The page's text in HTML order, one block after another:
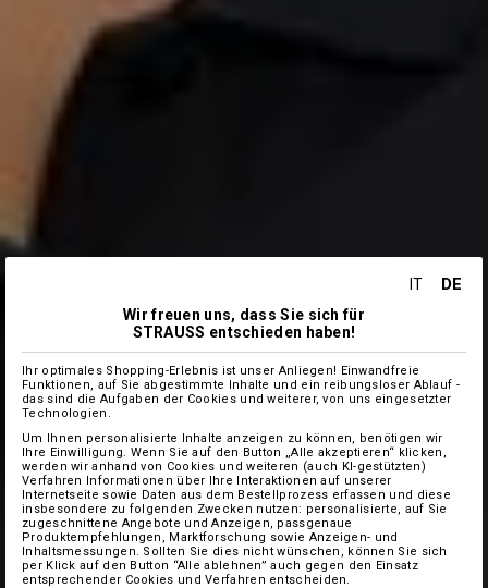
IT DE
Wir freuen uns, dass Sie sich für
STRAUSS entschieden haben!
Ihr optimales Shopping-Erlebnis ist unser Anliegen! Einwandfreie
Funktionen, auf Sie abgestimmte Inhalte und ein reibungsloser Ablauf -
das sind die Aufgaben der Cookies und weiterer, von uns eingesetzter
Technologien.
Um Ihnen personalisierte Inhalte anzeigen zu können, benötigen wir
Ihre Einwilligung. Wenn Sie auf den Button „Alle akzeptieren“ klicken,
werden wir anhand von Cookies und weiteren (auch KI-gestützten)
Verfahren Informationen über Ihre Interaktionen auf unserer
Internetseite sowie Daten aus dem Bestellprozess erfassen und diese
insbesondere zu folgenden Zwecken nutzen: personalisierte, auf Sie
zugeschnittene Angebote und Anzeigen, passgenaue
Produktempfehlungen, Marktforschung sowie Anzeigen- und
Inhaltsmessungen. Sollten Sie dies nicht wünschen, können Sie sich
per Klick auf den Button “Alle ablehnen” auch gegen den Einsatz
entsprechender Cookies und Verfahren entscheiden.